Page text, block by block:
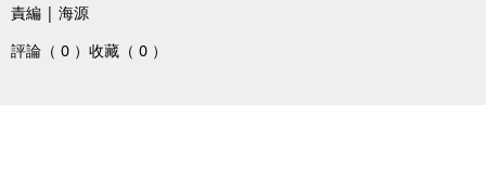
責編 | 海源
評論（ 0 ） 收藏（ 0 ）